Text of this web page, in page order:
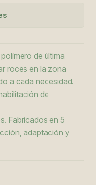
de última
roces en la zona
a cada necesidad.
de
Fabricados en 5
adaptación y